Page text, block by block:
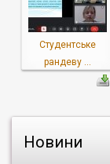
Новини
Студентське
рандеву ...